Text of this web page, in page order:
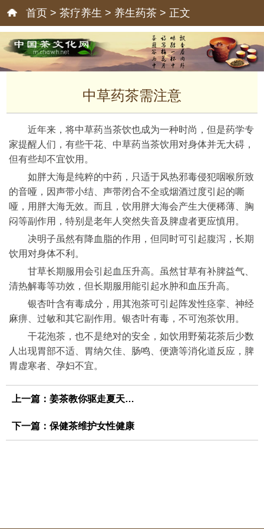
首页 > 茶疗养生 > 养生药茶 > 正文
中草药茶需注意
近年来，将中草药当茶饮也成为一种时尚，但是药学专
家提醒人们，有些干花、中草药当茶饮用对身体并无大碍，
但有些却不宜饮用。
如胖大海是纯粹的中药，只适于风热邪毒侵犯咽喉所致
的音哑，因声带小结、声带闭合不全或烟酒过度引起的嘶
哑，用胖大海无效。而且，饮用胖大海会产生大便稀薄、胸
闷等副作用，特别是老年人突然失音及脾虚者更应慎用。
决明子虽然有降血脂的作用，但同时可引起腹泻，长期
饮用对身体不利。
甘草长期服用会引起血压升高。虽然甘草有补脾益气、
清热解毒等功效，但长期服用能引起水肿和血压升高。
银杏叶含有毒成分，用其泡茶可引起阵发性痉挛、神经
麻痹、过敏和其它副作用。银杏叶有毒，不可泡茶饮用。
干花泡茶，也不是绝对的安全，如饮用野菊花茶后少数
人出现胃部不适、胃纳欠佳、肠鸣、便溏等消化道反应，脾
胃虚寒者、孕妇不宜。
上一篇： 姜茶教你驱走夏天寒气
下一篇： 保健茶维护女性健康